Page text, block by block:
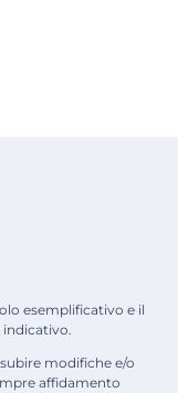
esemplificativo e il
indicativo.
modifiche e/o
affidamento